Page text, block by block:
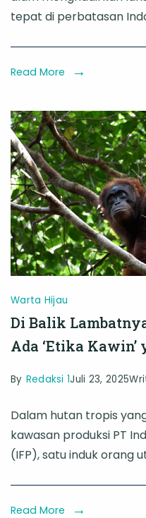
tepat di perbatasan
Read More
Warta Hijau
Di Balik
Ada ‘Etika
By Redaksi 1Juli 23, 2025
Dalam hutan tropis
kawasan produksi PT
(IFP), satu induk orang
Read More